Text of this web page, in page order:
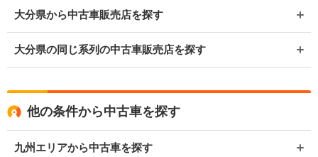
大分県から中古車販売店を探す
大分県の同じ系列の中古車販売店を探す
他の条件から中古車を探す
九州エリアから中古車を探す